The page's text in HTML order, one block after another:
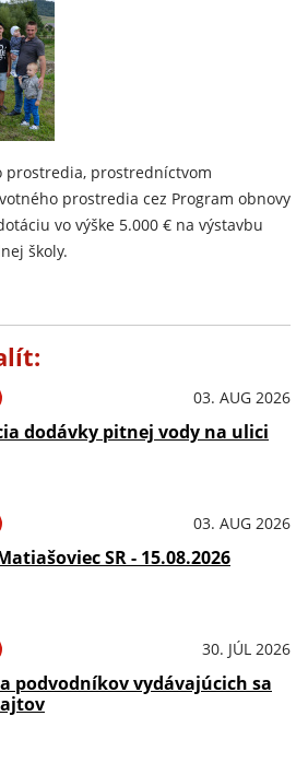
prostredia, prostredníctvom
prostredia cez Program obnovy
vo výške 5.000 € na výstavbu
školy.
03. AUG 2026
dodávky pitnej vody na ulici
03. AUG 2026
SR - 15.08.2026
30. JÚL 2026
podvodníkov vydávajúcich sa